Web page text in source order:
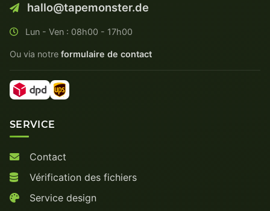
hallo@tapemonster.de
Lun - Ven : 08h00 - 17h00
Ou via notre formulaire de contact
SERVICE
Contact
Vérification des fichiers
Service design